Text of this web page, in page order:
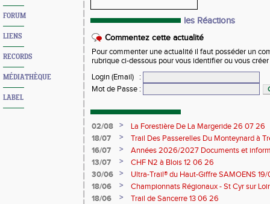
FORUM
LIENS
RECORDS
MÉDIATHÈQUE
LABEL
les Réactions
Commentez cette actualité
Pour commenter une actualité il faut posséder un
rubrique ci-dessous pour vous identifier ou vous
Login (Email)
:
Mot de Passe :
02/08 >
La Forestière De La Margeride 26 07 26
18/07
>
Trail Des Passerelles Du Monteynard à
16/07
>
Années 2026/2027 Documents et
13/07
>
CHF N2 à Blois 12 06 26
30/06
>
Ultra-Trail® du Haut-Giffre SAMOENS
18/06
>
Championnats Régionaux - St Cyr sur
Saran 13/14 06 26
18/06 >
Trail de Sancerre 13 06 26